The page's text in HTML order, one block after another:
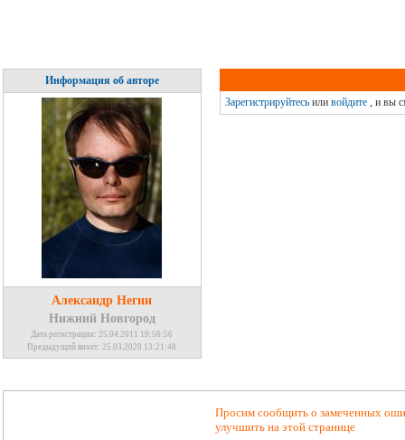
Информация об авторе
Александр Негин
Нижний Новгород
Дата регистрации: 25.04.2011 19:56:56
Предыдущий визит: 25.03.2020 13:21:48
Зарегистрируйтесьили войдите, и вы
Просим сообщить о замеченных
улучшить на этой странице